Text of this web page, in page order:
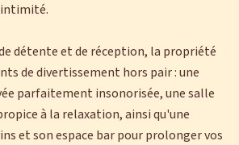
détente et de réception, la propriété
de divertissement hors pair : une
parfaitement insonorisée, une salle
à la relaxation, ainsi qu'une
et son espace bar pour prolonger vos